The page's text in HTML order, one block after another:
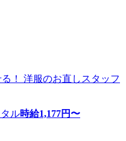
！ 洋服のお直しスタッフ
ル時給1,177円〜